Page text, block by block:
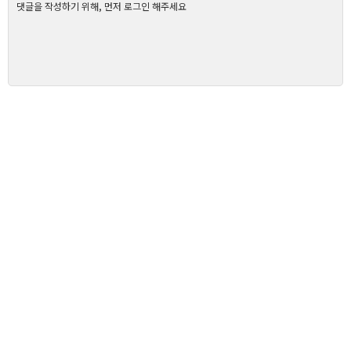
댓글을 작성하기 위해, 먼저 로그인 해주세요